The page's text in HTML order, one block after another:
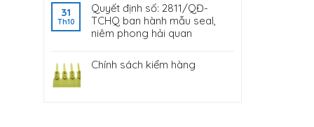
31
Th10
Quyết định số: 2811/QĐ-
TCHQ ban hành mẫu seal,
niêm phong hải quan
Chính sách kiểm hàng